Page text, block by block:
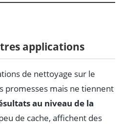
applications
de nettoyage sur le
promesses mais ne tiennent
au niveau de la
de cache, affichent des